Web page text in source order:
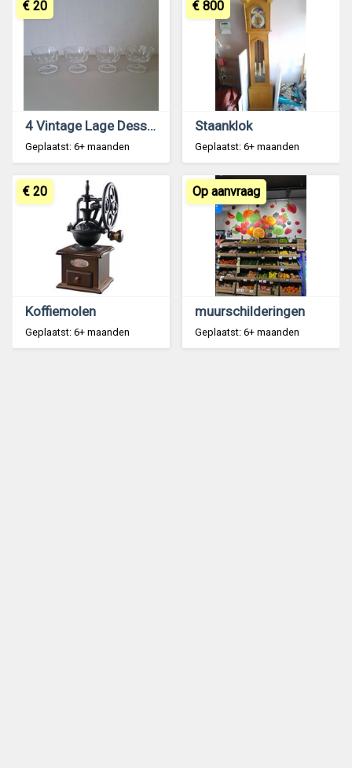
4 Vintage Lage Dessertcoupes in Glas Jaren 60
Geplaatst: 6+ maanden
€ 20
Staanklok
Geplaatst: 6+ maanden
€ 800
Koffiemolen
Geplaatst: 6+ maanden
€ 20
muurschilderingen
Geplaatst: 6+ maanden
Op aanvraag